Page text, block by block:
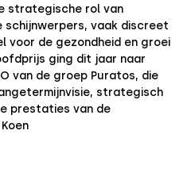
strategische rol van
schijnwerpers, vaak discreet
voor de gezondheid en groei
ging dit jaar naar
van de groep Puratos, die
strategisch
prestaties van de